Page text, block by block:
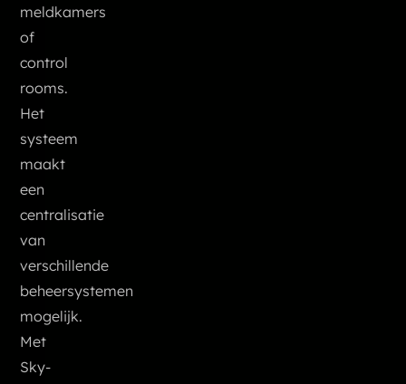
meldkamers
of
control
rooms.
Het
systeem
maakt
een
centralisatie
van
verschillende
beheersystemen
mogelijk.
Met
Sky-